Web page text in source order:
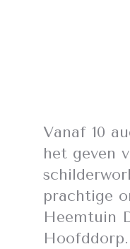
Vanaf 10
het geven
prachtige
Heemtuin
Hoofddorp.